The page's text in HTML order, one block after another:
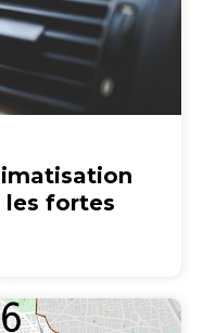
les fortes